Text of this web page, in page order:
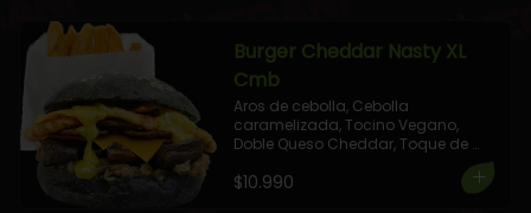
Burger Cheddar Nasty XL
Cmb
Aros de cebolla, Cebolla
caramelizada, Tocino Vegano,
Doble Queso Cheddar, Toque de
Mostaza Dulce.
$10.990